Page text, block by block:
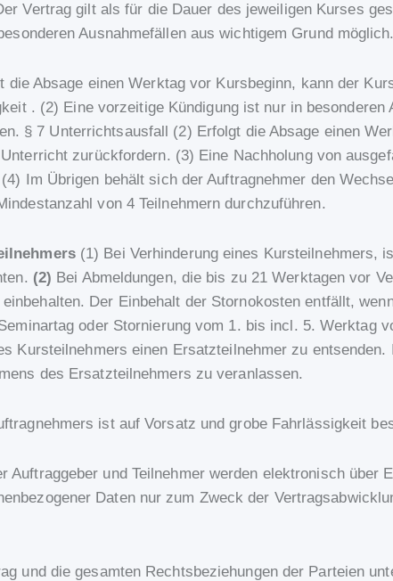
Vertrag gilt als für die Dauer des jeweiligen Kurses
Ausnahmefällen aus wichtigem Grund
Absage einen Werktag vor Kursbeginn, kann der
. (2) Eine vorzeitige Kündigung ist nur in
§ 7 Unterrichtsausfall (2) Erfolgt die Absage einen
zurückfordern. (3) Eine Nachholung von
Im Übrigen behält sich der Auftragnehmer den
von 4 Teilnehmern durchzuführen.
(1) Bei Verhinderung eines Kursteilnehmers,
(2) Bei Abmeldungen, die bis zu 21 Werktagen vor
Der Einbehalt der Stornokosten entfällt,
oder Stornierung vom 1. bis incl. 5. Werktag
Kursteilnehmers einen Ersatzteilnehmer zu
des Ersatzteilnehmers zu veranlassen.
ist auf Vorsatz und grobe Fahrlässigkeit
Auftraggeber und Teilnehmer werden elektronisch
Daten nur zum Zweck der
und die gesamten Rechtsbeziehungen der Parteien